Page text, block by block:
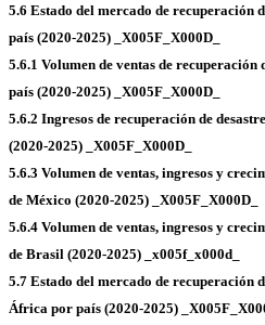
5.6 Estado del mercado de recuperación
país (2020-2025) _X005F_X000D_
5.6.1 Volumen de ventas de
país (2020-2025) _X005F_X000D_
5.6.2 Ingresos de recuperación de
(2020-2025) _X005F_X000D_
5.6.3 Volumen de ventas, ingresos y
de México (2020-2025) _X005F_X000D_
5.6.4 Volumen de ventas, ingresos y
de Brasil (2020-2025) _x005f_x000d_
5.7 Estado del mercado de recuperación
África por país (2020-2025)